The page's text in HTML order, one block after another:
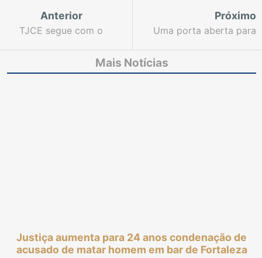
Anterior
TJCE segue com o
implantação do PJe nas
Comarcas do Estado
Próximo
Uma porta aberta para
Mais Notícias
Justiça aumenta para 24 anos condenação de
acusado de matar homem em bar de Fortaleza